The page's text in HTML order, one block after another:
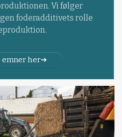
Vi følger
foderadditivets rolle
emner her